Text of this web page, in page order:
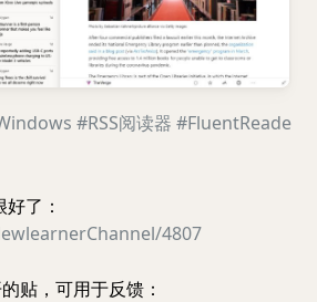
#RSS阅读器 #FluentReade
好了：
4807
贴，可用于反馈：